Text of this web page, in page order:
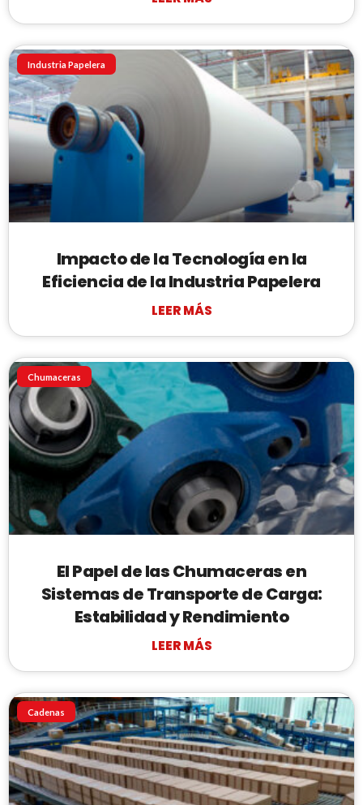
Industria Papelera
Impacto de la Tecnología en la
Eficiencia de la Industria Papelera
LEER MÁS
Chumaceras
El Papel de las Chumaceras en
Sistemas de Transporte de Carga:
Estabilidad y Rendimiento
LEER MÁS
Cadenas